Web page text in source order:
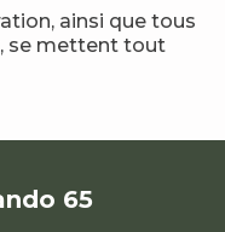
ainsi que tous
se mettent tout
65